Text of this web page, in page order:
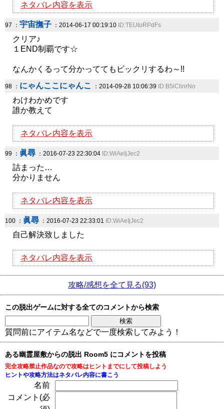
ネタバレ内容を表示
97 ： 宇宙撫子 ：2014-06-17 00:19:10 ID:TEUtoRPdFs
クリア♪
１END制覇です☆
なんかくるって分かっててもビックリするわ～!!
98 ： にゃんここにゃんこ ：2014-09-28 10:06:39 ID:B5lClinrNo
わけわかめです
誰か教えて
ネタバレ内容を表示
99 ： 眞尋 ：2016-07-23 22:30:04 ID:WiAeIjJec2
詰まった…
分かりません
ネタバレ内容を表示
100 ： 眞尋 ：2016-07-23 22:33:01 ID:WiAeIjJec2
自己解決致しました
ネタバレ内容を表示
攻略/感想を全て見る(93)
この脱出ゲームに対する全てのコメントから検索
質問前にアイテム名などで一度検索してみよう！
ある幽霊屋敷からの脱出 Room5 にコメントを投稿
完全攻略禁止作品なので攻略はヒントまでにして投稿しよう
ヒントや攻略方法はネタバレ内容に書こう
名前
コメント(必